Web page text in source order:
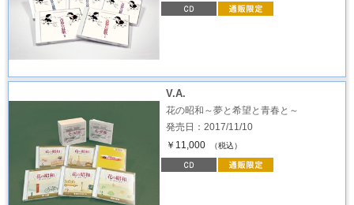
V.A.
花の昭和～夢と希望と青春と～
発売日：2017/11/10
￥11,000
（税込）